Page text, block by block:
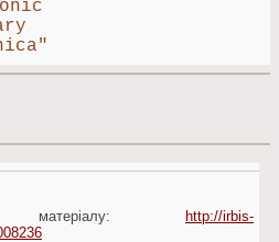
http://irbis-